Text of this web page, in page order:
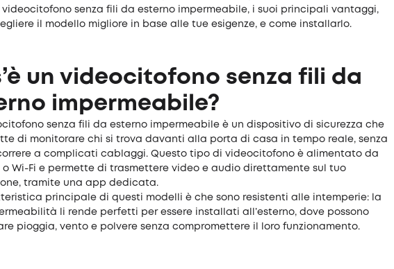
videocitofono senza fili da esterno impermeabile, i suoi principali vantaggi,
il modello migliore in base alle tue esigenze, e come installarlo.
un videocitofono senza fili da
impermeabile?
senza fili da esterno impermeabile è un dispositivo di sicurezza che
di monitorare chi si trova davanti alla porta di casa in tempo reale, senza
a complicati cablaggi. Questo tipo di videocitofono è alimentato da
Wi-Fi e permette di trasmettere video e audio direttamente sul tuo
tramite una app dedicata.
principale di questi modelli è che sono resistenti alle intemperie: la
li rende perfetti per essere installati all’esterno, dove possono
pioggia, vento e polvere senza compromettere il loro funzionamento.